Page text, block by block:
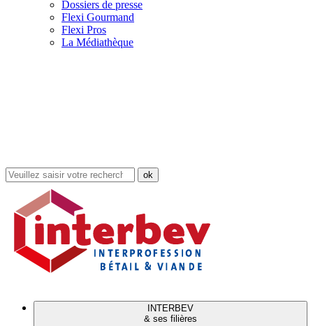
Dossiers de presse
Flexi Gourmand
Flexi Pros
La Médiathèque
Rechercher
dans
site
INTERBEV
& ses filières